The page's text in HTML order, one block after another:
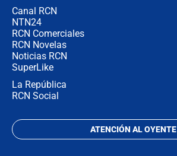
Canal RCN
NTN24
RCN Comerciales
RCN Novelas
Noticias RCN
SuperLike
La República
RCN Social
ATENCIÓN AL OYENTE